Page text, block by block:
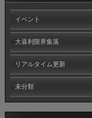
イベント
大喜利限界集落
リアルタイム更新
未分類